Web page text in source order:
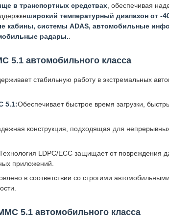
в транспортных средствах , обеспечивая
широкий температурный диапазон от -
кабины, системы ADAS, автомобильные
радары.
5.1 автомобильного класса
стабильную работу в экстремальных
5.1:Обеспечивает быстрое время загрузки,
конструкция, подходящая для
LDPC/ECC защищает от повреждения
приложений.
в соответствии со строгими
5.1 автомобильного класса